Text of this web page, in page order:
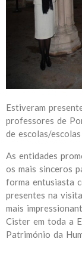
Estiveram
professores de
de escolas/
As entidades
os mais sinceros
forma entusiasta
presentes na
mais
Cister em toda a
Património da